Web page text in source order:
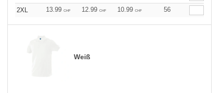
2XL
13.99 CHF 12.99 CHF 10.99 CHF 56
Weiß